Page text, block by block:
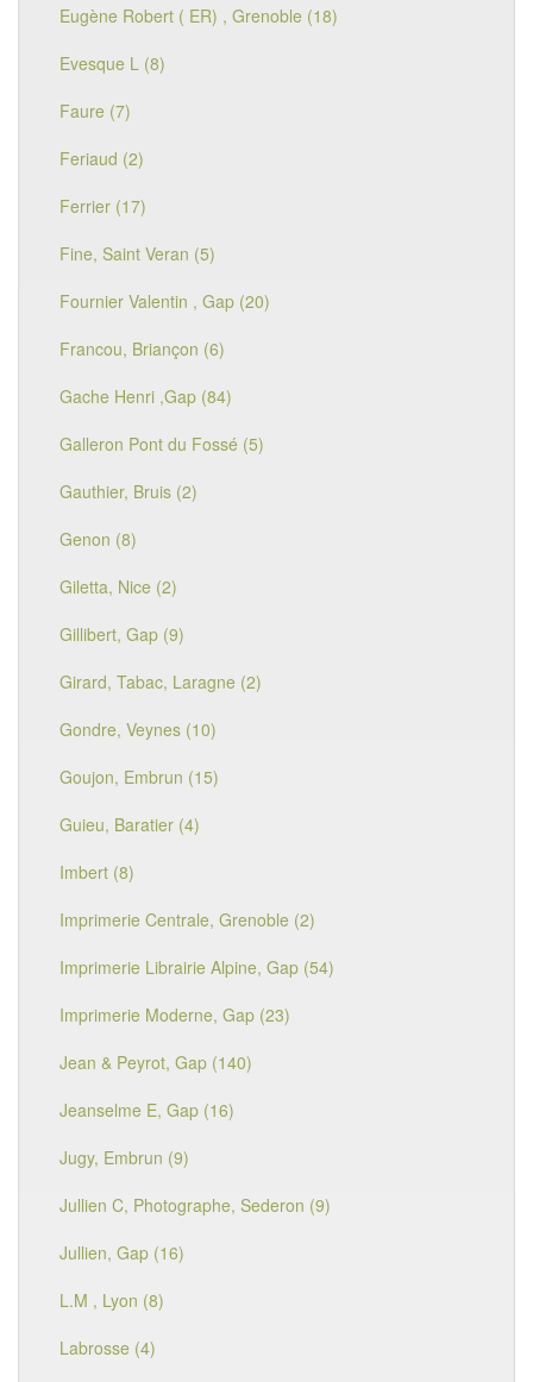
Eugène Robert ( ER) , Grenoble (18)
Evesque L (8)
Faure (7)
Feriaud (2)
Ferrier (17)
Fine, Saint Veran (5)
Fournier Valentin , Gap (20)
Francou, Briançon (6)
Gache Henri ,Gap (84)
Galleron Pont du Fossé (5)
Gauthier, Bruis (2)
Genon (8)
Giletta, Nice (2)
Gillibert, Gap (9)
Girard, Tabac, Laragne (2)
Gondre, Veynes (10)
Goujon, Embrun (15)
Guieu, Baratier (4)
Imbert (8)
Imprimerie Centrale, Grenoble (2)
Imprimerie Librairie Alpine, Gap (54)
Imprimerie Moderne, Gap (23)
Jean & Peyrot, Gap (140)
Jeanselme E, Gap (16)
Jugy, Embrun (9)
Jullien C, Photographe, Sederon (9)
Jullien, Gap (16)
L.M , Lyon (8)
Labrosse (4)